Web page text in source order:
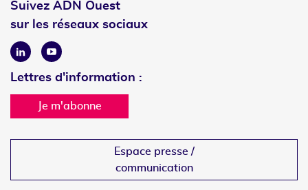
Suivez ADN Ouest
sur les réseaux sociaux
LinkedinYoutube
Lettres d'information :
Je m'abonne
Espace presse /
communication